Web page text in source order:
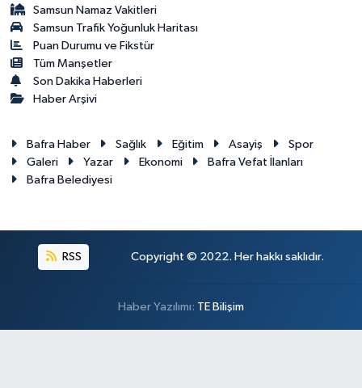
Samsun Namaz Vakitleri
Samsun Trafik Yoğunluk Haritası
Puan Durumu ve Fikstür
Tüm Manşetler
Son Dakika Haberleri
Haber Arşivi
Bafra Haber Sağlık Eğitim Asayiş
Spor
Galeri
Yazar Ekonomi
Bafra Vefat İlanları
Bafra Belediyesi
RSS Copyright © 2022. Her hakkı saklıdır.
Haber Yazılımı: TE Bilişim